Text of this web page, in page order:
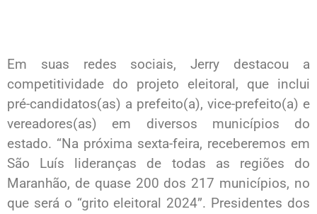
Em suas redes sociais, Jerry destacou a
competitividade do projeto eleitoral, que inclui
pré-candidatos(as) a prefeito(a), vice-prefeito(a) e
vereadores(as) em diversos municípios do
estado. “Na próxima sexta-feira, receberemos em
São Luís lideranças de todas as regiões do
Maranhão, de quase 200 dos 217 municípios, no
que será o “grito eleitoral 2024”. Presidentes dos